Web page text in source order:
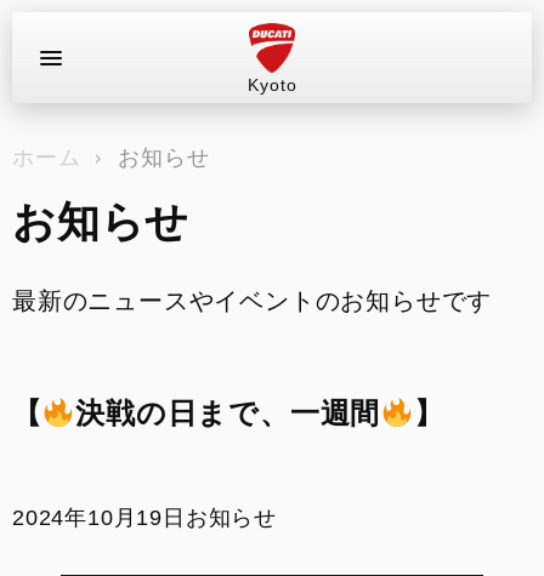
Kyoto
ラインナップ
店舗情報
新車
試乗車（レンタル）
ホーム お知らせ
お知らせ
最新のニュースやイベントのお知らせです
【 決戦の日まで、一週間 】
2024年10月19日 お知らせ